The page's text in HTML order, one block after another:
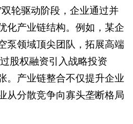
轮驱动阶段，企业通过并
化产业链结构。例如，某企
泵领域顶尖团队，拓展高端
股权融资引入战略投资
。产业链整合不仅提升企业
从分散竞争向寡头垄断格局